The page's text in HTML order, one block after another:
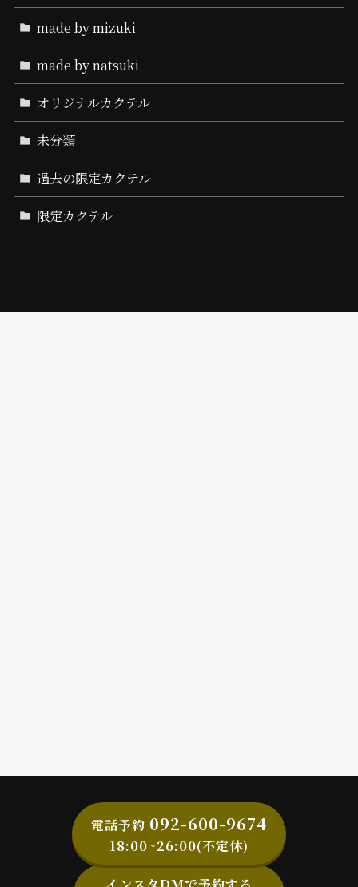
made by mizuki
made by natsuki
オリジナルカクテル
未分類
過去の限定カクテル
限定カクテル
電話予約 092-600-9674
18:00~26:00(不定休)